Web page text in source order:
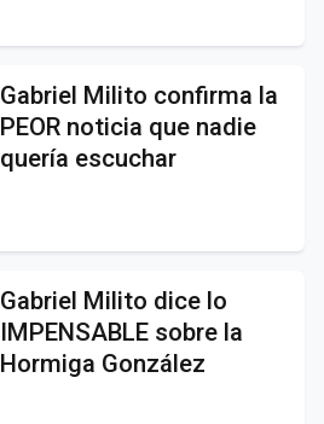
Gabriel Milito confirma la
PEOR noticia que nadie
quería escuchar
Gabriel Milito dice lo
IMPENSABLE sobre la
Hormiga González